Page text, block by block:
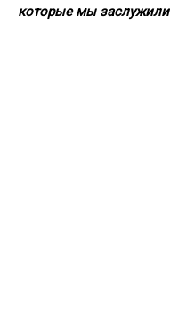
которые мы заслужили